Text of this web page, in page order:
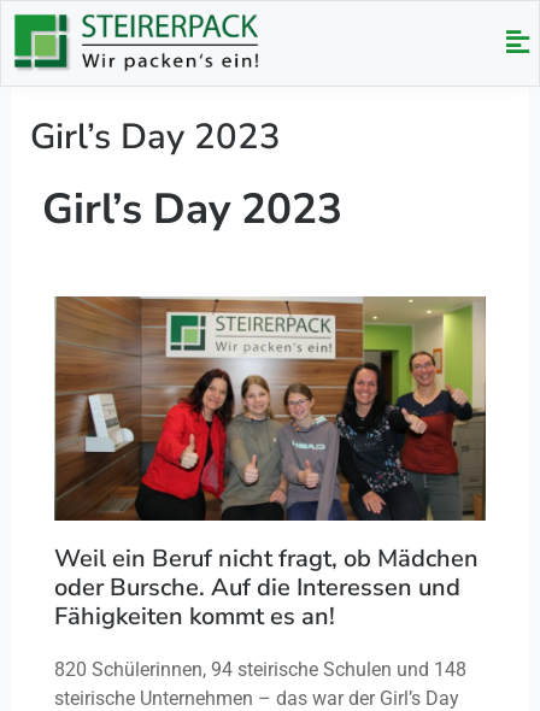
Zum
Inhalt
springen
Girl’s Day 2023
Girl’s Day 2023
Weil ein Beruf nicht fragt, ob Mädchen
oder Bursche. Auf die Interessen und
Fähigkeiten kommt es an!
820 Schülerinnen, 94 steirische Schulen und 148
steirische Unternehmen – das war der Girl’s Day